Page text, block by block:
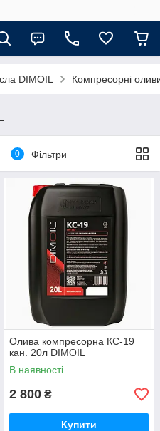
DIMOIL Компресорні
0 Фільтри
Олива компресорна КС-19
кан. 20л DIMOIL
В наявності
2 800 ₴
Купити